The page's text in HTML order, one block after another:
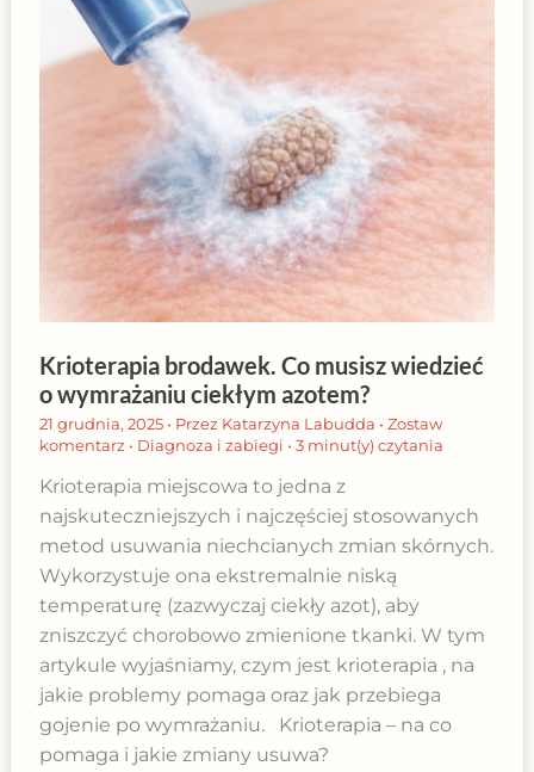
Krioterapia brodawek. Co musisz wiedzieć
o wymrażaniu ciekłym azotem?
21 grudnia, 2025 • Przez Katarzyna Labudda • Zostaw
komentarz • Diagnoza i zabiegi • 3 minut(y) czytania
Krioterapia miejscowa to jedna z
najskuteczniejszych i najczęściej stosowanych
metod usuwania niechcianych zmian skórnych.
Wykorzystuje ona ekstremalnie niską
temperaturę (zazwyczaj ciekły azot), aby
zniszczyć chorobowo zmienione tkanki. W tym
artykule wyjaśniamy, czym jest krioterapia , na
jakie problemy pomaga oraz jak przebiega
gojenie po wymrażaniu. Krioterapia – na co
pomaga i jakie zmiany usuwa?